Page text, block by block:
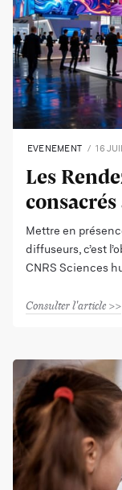
EVENEMENT 16
Les
Mettre en
diffuseurs, c’est
CNRS Sciences
Consulter l'article